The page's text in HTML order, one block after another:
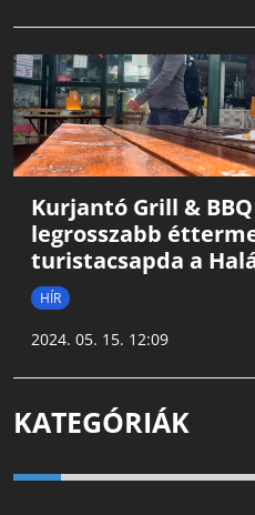
Kurjantó Grill &
legrosszabb
turistacsapda a
HÍR
2024. 05. 15. 12:09
KATEGÓRIÁK